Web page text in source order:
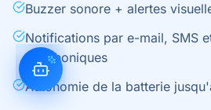
Buzzer sonore + alertes
Notifications par e-mail, SMS
téléphoniques
Autonomie de la batterie